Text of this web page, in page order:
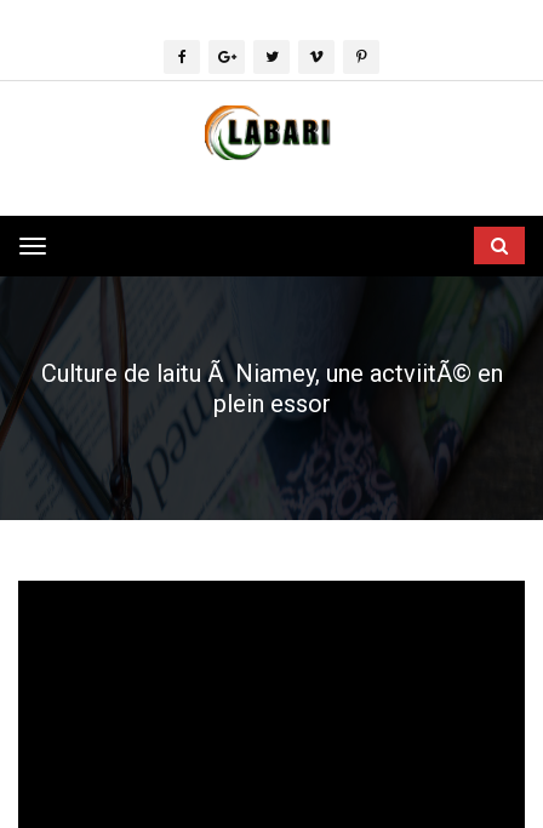
Toggle
navigation
Culture de laitu Ã Niamey, une actviitÃ© en
plein essor